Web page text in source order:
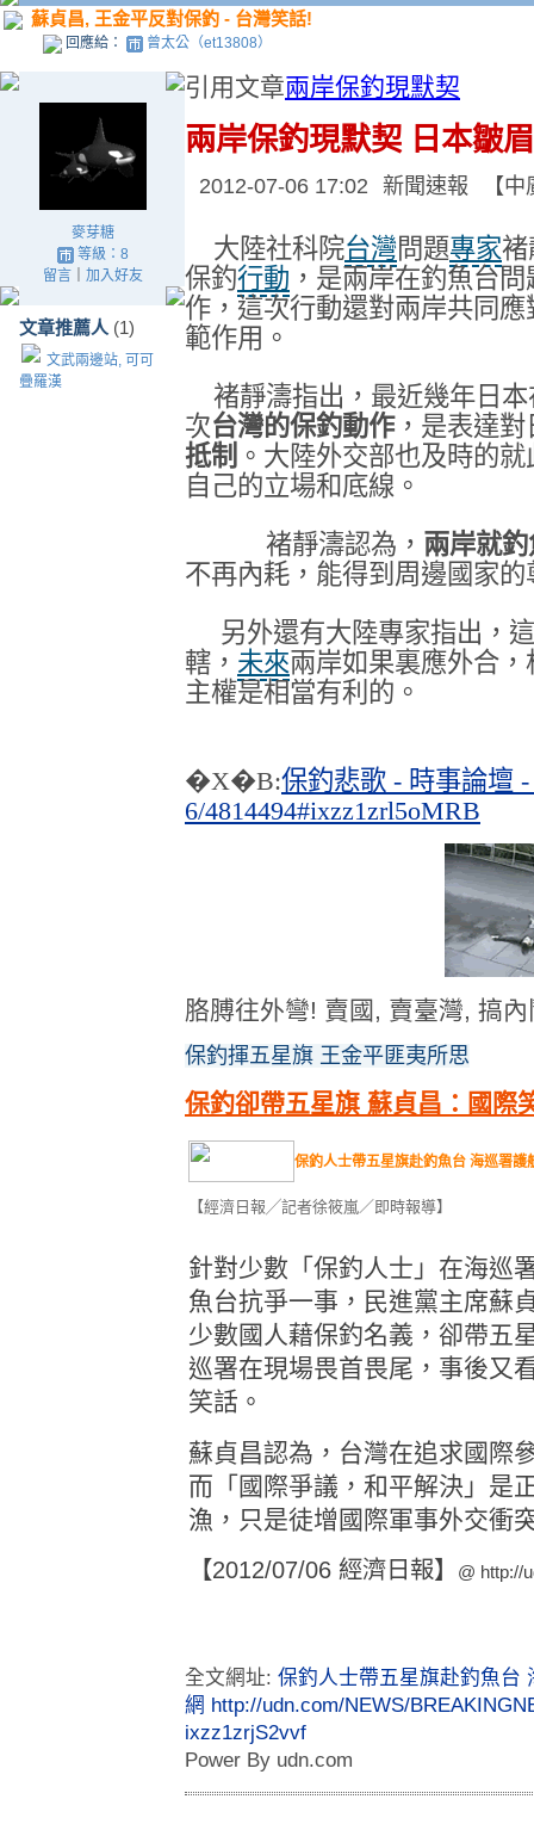
蘇貞昌, 王金平反對保釣 - 台灣笑話!
回應給： 曾太公（et13808）
麥芽糖
等級：8
留言｜ 加入好友
文章推薦人 (1)
文武兩邊站, 可可
疊羅漢
引用文章兩岸保釣現默契
兩岸保釣現默契 日本皺
2012-07-06 17:02 新聞速報 【
大陸社科院台灣問題專家褚
保釣行動 ，是兩岸在釣魚台
作，這次行動還對兩岸共同
範作用。
褚靜濤指出，最近幾年日本
次台灣的保釣動作，是表達對
抵制 。大陸外交部也及時的
自己的立場和底線。
褚靜濤認為， 兩岸就
不再內耗，能得到周邊國家的
另外還有大陸專家指出，
轄， 未來兩岸如果裏應外合
主權是相當有利的。
�X�B:保釣悲歌 - 時事論壇 -
6/4814494#ixzz1zrl5oMRB
胳膊往外彎! 賣國, 賣臺灣, 搞
保釣揮五星旗 王金平匪夷所思
保釣卻帶五星旗 蘇貞昌：國際
保釣人士帶五星旗赴釣魚台 海巡署護
【經濟日報╱記者徐筱嵐／即時報導】
針對少數「保釣人士」在海巡
魚台抗爭一事，民進黨主席蘇
少數國人藉保釣名義，卻帶五
巡署在現場畏首畏尾，事後又
笑話。
蘇貞昌認為，台灣在追求國際
而「國際爭議，和平解決」是
漁，只是徒增國際軍事外交衝
【2012/07/06 經濟日報】
@ http://
全文網址: 保釣人士帶五星旗赴釣魚台
網 http://udn.com/NEWS/
ixzz1zrjS2vvf
Power By udn.com